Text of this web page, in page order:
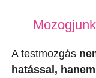
A testmozgás
hatással,